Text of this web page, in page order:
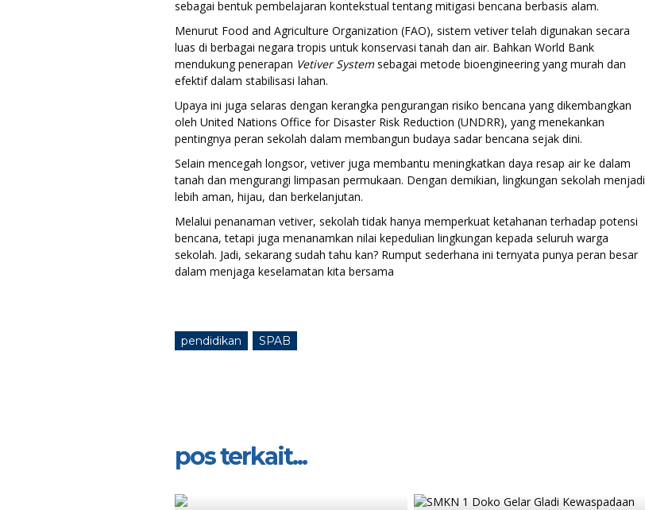
sebagai bentuk pembelajaran kontekstual tentang mitigasi bencana berbasis alam.
Menurut Food and Agriculture Organization (FAO), sistem vetiver telah digunakan secara
luas di berbagai negara tropis untuk konservasi tanah dan air. Bahkan World Bank
mendukung penerapan Vetiver Systemsebagai metode bioengineering yang murah dan
efektif dalam stabilisasi lahan.
Upaya ini juga selaras dengan kerangka pengurangan risiko bencana yang dikembangkan
oleh United Nations Office for Disaster Risk Reduction (UNDRR), yang menekankan
pentingnya peran sekolah dalam membangun budaya sadar bencana sejak dini.
Selain mencegah longsor, vetiver juga membantu meningkatkan daya resap air ke dalam
tanah dan mengurangi limpasan permukaan. Dengan demikian, lingkungan sekolah menjadi
lebih aman, hijau, dan berkelanjutan.
Melalui penanaman vetiver, sekolah tidak hanya memperkuat ketahanan terhadap potensi
bencana, tetapi juga menanamkan nilai kepedulian lingkungan kepada seluruh warga
sekolah. Jadi, sekarang sudah tahu kan? Rumput sederhana ini ternyata punya peran besar
dalam menjaga keselamatan kita bersama
pendidikan SPAB
pos terkait...